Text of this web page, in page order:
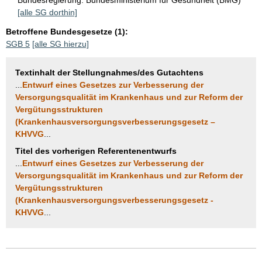
[alle SG dorthin]
Betroffene Bundesgesetze (1):
SGB 5 [alle SG hierzu]
Textinhalt der Stellungnahmes/des Gutachtens
Entwurf eines Gesetzes zur Verbesserung der
Versorgungsqualität im Krankenhaus und zur Reform der
Vergütungsstrukturen
(Krankenhausversorgungsverbesserungsgesetz –
KHVVG
Titel des vorherigen Referentenentwurfs
Entwurf eines Gesetzes zur Verbesserung der
Versorgungsqualität im Krankenhaus und zur Reform der
Vergütungsstrukturen
(Krankenhausversorgungsverbesserungsgesetz -
KHVVG